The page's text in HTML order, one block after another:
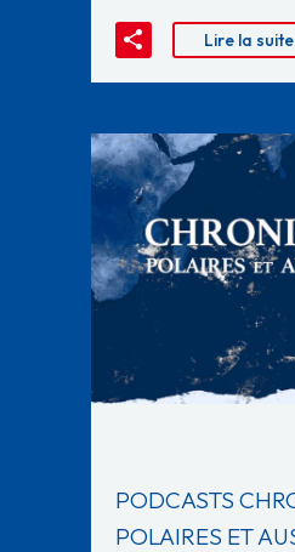
Lire la suite
PODCASTS
POLAIRES ET